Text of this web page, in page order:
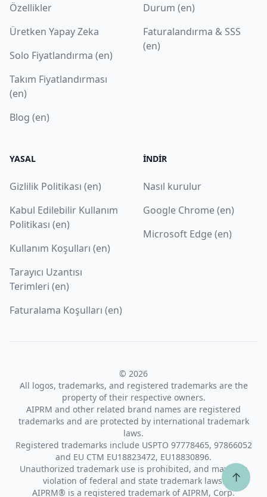
Özellikler
Üretken Yapay Zeka
Solo Fiyatlandırma (en)
Takım Fiyatlandırması
(en)
Blog (en)
Durum (en)
Faturalandırma & SSS
(en)
YASAL
Gizlilik Politikası (en)
Kabul Edilebilir Kullanım
Politikası (en)
Kullanım Koşulları (en)
Tarayıcı Uzantısı
Terimleri (en)
Faturalama Koşulları (en)
İNDIR
Nasıl kurulur
Google Chrome (en)
Microsoft Edge (en)
© 2026
All logos, trademarks, and registered trademarks are the
property of their respective owners.
AIPRM and other related brand names are registered
trademarks and are protected by international trademark
laws.
Registered trademarks include USPTO 97778465, 97866052
and EU CTM EU18823472, EU18830896.
Unauthorized trademark use is prohibited, and may be a
violation of federal and state trademark laws.
AIPRM® is a registered trademark of AIPRM, Corp.
↑